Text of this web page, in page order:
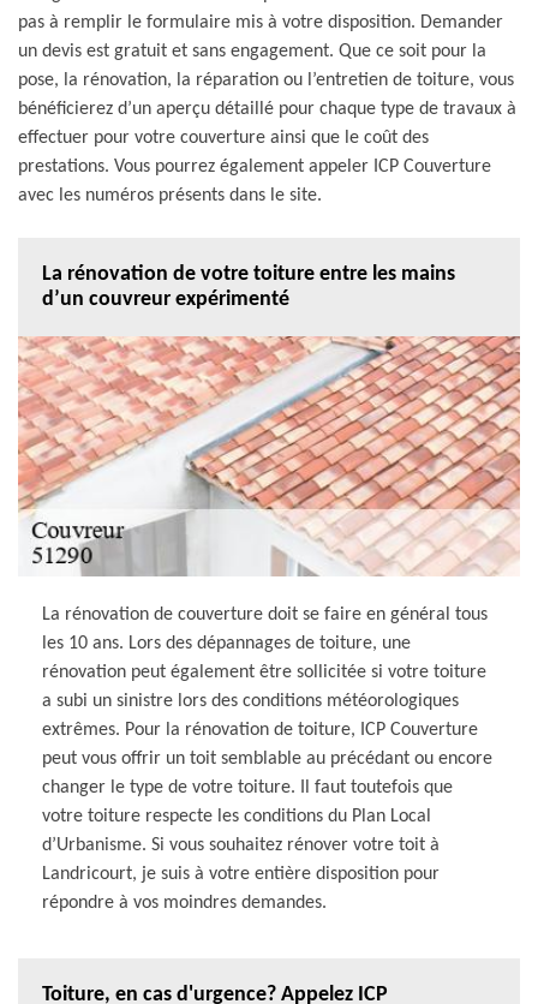
pas à remplir le formulaire mis à votre disposition. Demander
un devis est gratuit et sans engagement. Que ce soit pour la
pose, la rénovation, la réparation ou l’entretien de toiture, vous
bénéficierez d’un aperçu détaillé pour chaque type de travaux à
effectuer pour votre couverture ainsi que le coût des
prestations. Vous pourrez également appeler ICP Couverture
avec les numéros présents dans le site.
La rénovation de votre toiture entre les mains
d’un couvreur expérimenté
La rénovation de couverture doit se faire en général tous
les 10 ans. Lors des dépannages de toiture, une
rénovation peut également être sollicitée si votre toiture
a subi un sinistre lors des conditions météorologiques
extrêmes. Pour la rénovation de toiture, ICP Couverture
peut vous offrir un toit semblable au précédant ou encore
changer le type de votre toiture. Il faut toutefois que
votre toiture respecte les conditions du Plan Local
d’Urbanisme. Si vous souhaitez rénover votre toit à
Landricourt, je suis à votre entière disposition pour
répondre à vos moindres demandes.
Toiture, en cas d'urgence? Appelez ICP